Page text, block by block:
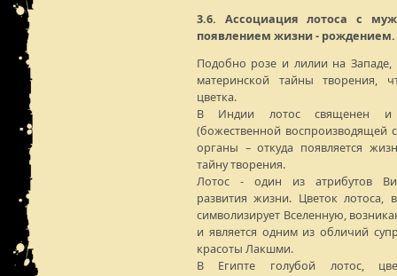
3.6. Ассоциация лотоса с
появлением жизни - рождением.
Подобно розе и лилии на Западе,
материнской тайны творения,
цветка.
В Индии лотос священен и
(божественной воспроизводящей
органы – откуда появляется
тайну творения.
Лотос - один из атрибутов
развития жизни. Цветок
символизирует Вселенную,
и является одним из обличий
красоты Лакшми.
В Египте голубой лотос,